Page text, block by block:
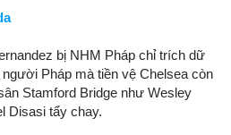
bị NHM Pháp chỉ trích dữ
Pháp mà tiền vệ Chelsea còn
Stamford Bridge như Wesley
Disasi tẩy chay.